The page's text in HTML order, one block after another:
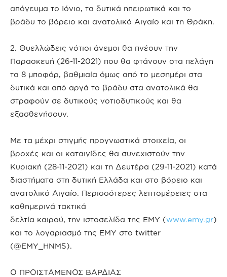
απόγευμα το Ιόνιο, τα δυτικά ηπειρωτικά και το
βράδυ το βόρειο και ανατολικό Αιγαίο και τη Θράκη.
2. Θυελλώδεις νότιοι άνεμοι θα πνέουν την
Παρασκευή (26-11-2021) που θα φτάνουν στα πελάγη
τα 8 μποφόρ, βαθμιαία όμως από το μεσημέρι στα
δυτικά και από αργά το βράδυ στα ανατολικά θα
στραφούν σε δυτικούς νοτιοδυτικούς και θα
εξασθενήσουν.
Με τα μέχρι στιγμής προγνωστικά στοιχεία, οι
βροχές και οι καταιγίδες θα συνεχιστούν την
Κυριακή (28-11-2021) και τη Δευτέρα (29-11-2021) κατά
διαστήματα στη δυτική Ελλάδα και στο βόρειο και
ανατολικό Αιγαίο. Περισσότερες λεπτομέρειες στα
καθημερινά τακτικά
δελτία καιρού, την ιστοσελίδα της ΕΜΥ (www.emy.gr)
και το λογαριασμό της ΕΜΥ στο twitter
(@EMY_HNMS).
Ο ΠΡΟΙΣΤΑΜΕΝΟΣ ΒΑΡΔΙΑΣ